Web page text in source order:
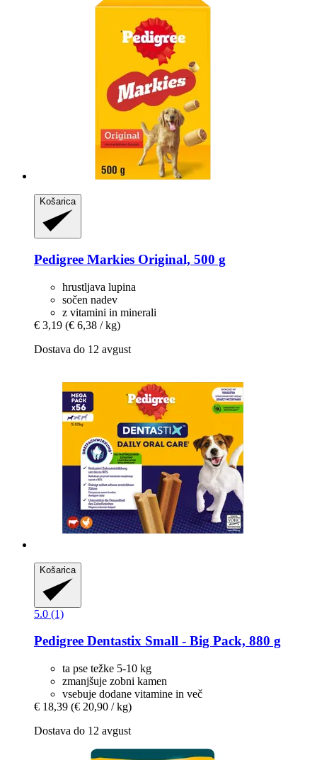
Košarica
Pedigree Markies Original, 500 g
hrustljava lupina
sočen nadev
z vitamini in minerali
€ 3,19 (€ 6,38 / kg)
Dostava do 12 avgust
Košarica
5.0 (1)
Pedigree Dentastix Small -​ Big Pack, 880 g
ta pse težke 5-10 kg
zmanjšuje zobni kamen
vsebuje dodane vitamine in več
€ 18,39 (€ 20,90 / kg)
Dostava do 12 avgust